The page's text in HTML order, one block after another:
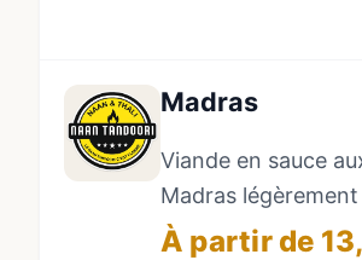
Madras
Viande en sauce
Madras
Accompagné de riz
À partir de